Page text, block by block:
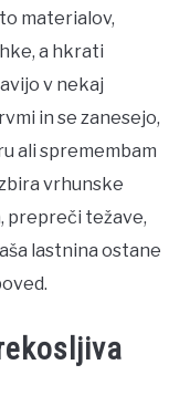
materialov,
a hkrati
v nekaj
in se zanesejo,
ali spremembam
vrhunske
prepreči težave,
lastnina ostane